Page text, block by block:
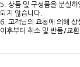
5. 상품 및 구성품을 분실
되지 않습니다.
6. 고객님의 요청에 의해
이후부터 취소 및 반품/교